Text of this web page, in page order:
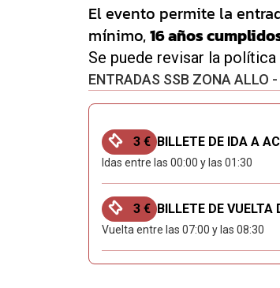
El evento permite la
mínimo,16 años
Se puede revisar la
ENTRADAS SSB ZONA ALLO
3 € BILLETE DE IDA A
Idas entre las 00:00 y las 01:30
3 € BILLETE DE
Vuelta entre las 07:00 y las 08:30